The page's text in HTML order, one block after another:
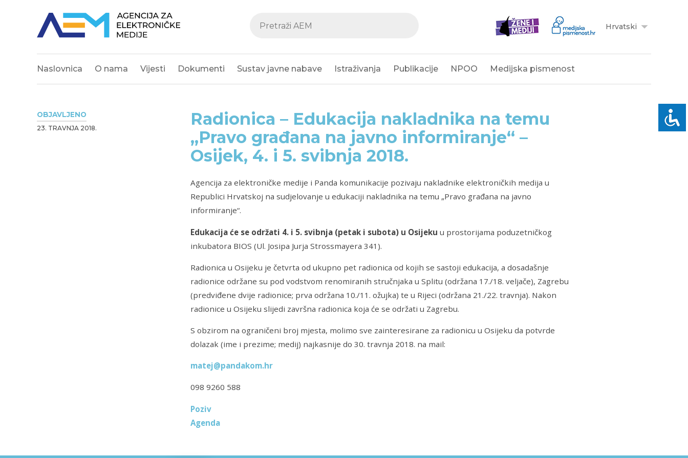
Hrvatski
Naslovnica O nama Vijesti Dokumenti Sustav javne nabave Istraživanja Publikacije NPOO Medijska pismenost
OBJAVLJENO
23. TRAVNJA 2018.
Radionica – Edukacija nakladnika na temu
„Pravo građana na javno informiranje“ –
Osijek, 4. i 5. svibnja 2018.
Agencija za elektroničke medije i Panda komunikacije pozivaju nakladnike elektroničkih medija u
Republici Hrvatskoj na sudjelovanje u edukaciji nakladnika na temu „Pravo građana na javno
informiranje“.
Edukacija će se održati 4. i 5. svibnja (petak i subota) u Osijeku u prostorijama poduzetničkog
inkubatora BIOS (Ul. Josipa Jurja Strossmayera 341).
Radionica u Osijeku je četvrta od ukupno pet radionica od kojih se sastoji edukacija, a dosadašnje
radionice održane su pod vodstvom renomiranih stručnjaka u Splitu (održana 17./18. veljače), Zagrebu
(predviđene dvije radionice; prva održana 10./11. ožujka) te u Rijeci (održana 21./22. travnja). Nakon
radionice u Osijeku slijedi završna radionica koja će se održati u Zagrebu.
S obzirom na ograničeni broj mjesta, molimo sve zainteresirane za radionicu u Osijeku da potvrde
dolazak (ime i prezime; medij) najkasnije do 30. travnja 2018. na mail:
matej@pandakom.hr
098 9260 588
Poziv
Agenda